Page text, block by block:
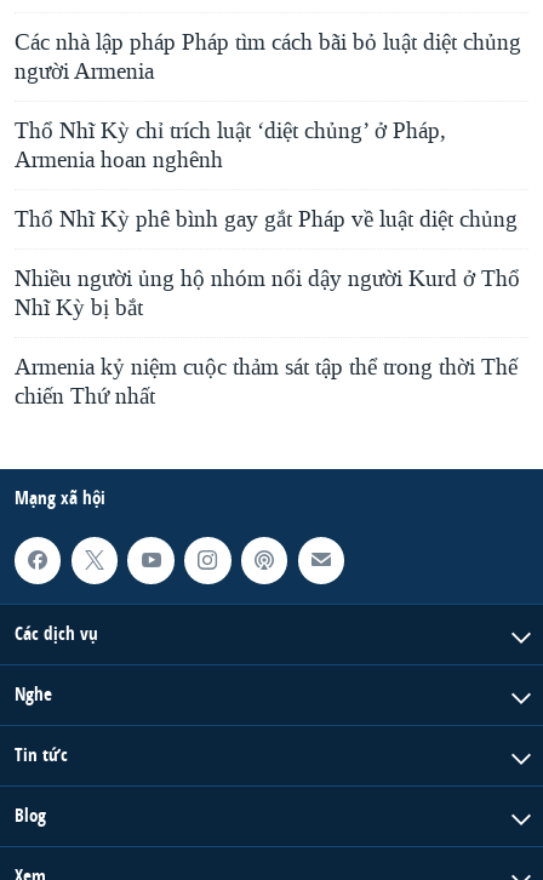
Các nhà lập pháp Pháp tìm cách bãi bỏ luật diệt chủng
người Armenia
Thổ Nhĩ Kỳ chỉ trích luật ‘diệt chủng’ ở Pháp,
Armenia hoan nghênh
Thổ Nhĩ Kỳ phê bình gay gắt Pháp về luật diệt chủng
Nhiều người ủng hộ nhóm nổi dậy người Kurd ở Thổ
Nhĩ Kỳ bị bắt
Armenia kỷ niệm cuộc thảm sát tập thể trong thời Thế
chiến Thứ nhất
Mạng xã hội
Các dịch vụ
Nghe
Tin tức
Blog